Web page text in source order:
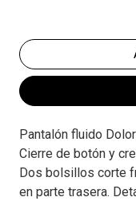
Pantalón fluido
Cierre de botón y
Dos bolsillos corte
en parte trasera.